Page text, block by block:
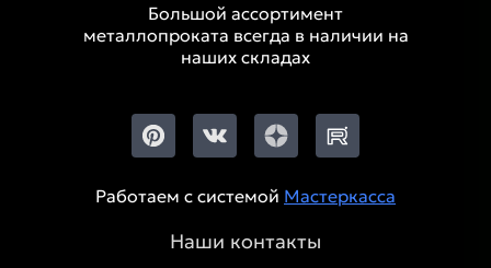
Большой ассортимент
металлопроката всегда в наличии на
наших складах
Работаем с системой Мастеркасса
Наши контакты